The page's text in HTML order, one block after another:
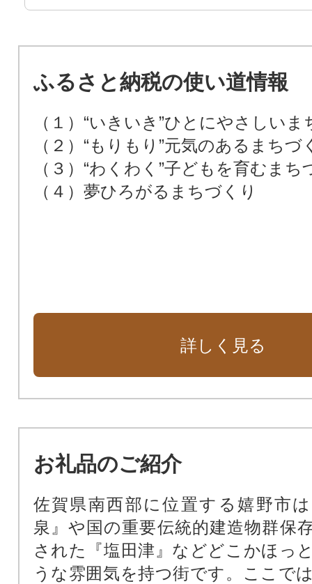
ふるさと納税の使い道情報
（１）“いきいき”ひとにやさしいま
（２）“もりもり”元気のあるまちづ
（３）“わくわく”子どもを育むまち
（４）夢ひろがるまちづくり
詳しく見る
お礼品のご紹介
佐賀県南西部に位置する嬉野市
泉』や国の重要伝統的建造物群保
された『塩田津』などどこかほっ
うな雰囲気を持つ街です。ここで